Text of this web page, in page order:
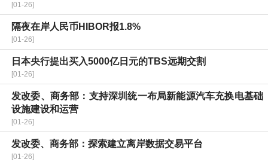
[01-26]
隔夜在岸人民币HIBOR报1.8%
[01-26]
日本央行提出买入5000亿日元的TBS远期交割
[01-26]
发改委、商务部：支持深圳统一布局新能源汽车充换电基础
设施建设和运营
[01-26]
发改委、商务部：探索建立离岸数据交易平台
[01-26]